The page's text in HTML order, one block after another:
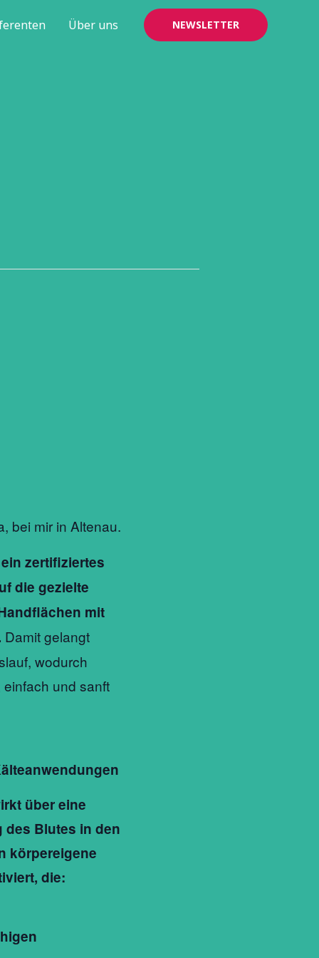
Über uns NEWSLETTER
bei mir in Altenau.
zertifiziertes
die gezielte
mit
Damit gelangt
wodurch
und sanft
über eine
Blutes in den
körpereigene
die: